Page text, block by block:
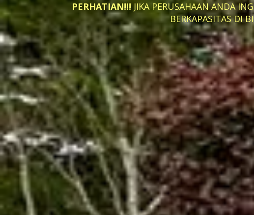
PERHATIAN!!!JIKA PERUSAHAAN ANDA
BERKAPASITAS DI